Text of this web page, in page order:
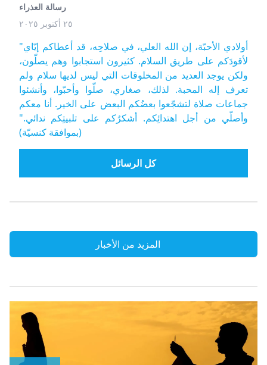
رسالة العذراء
٢٥ أكتوبر ٢٠٢٥
"أولادي الأحبّة، إن الله العلي، في صلاحِه، قد أعطاكم إيّاي
لأقودَكم على طريق السلام. كثيرون استجابوا وهم يصلّون،
ولكن يوجد العديد من المخلوقات التي ليس لديها سلام ولم
تعرف إله المحبة. لذلك، صغاري، صلّوا وأحبّوا، وأنشئوا
جماعات صلاة لتشجّعوا بعضُكم البعض على الخير. أنا معكم
وأصلّي من أجل اهتدائِكم. أشكرُكم على تلبيتِكم ندائي."
(بموافقة كنسيّة)
كل الرسائل
المزيد من الأخبار